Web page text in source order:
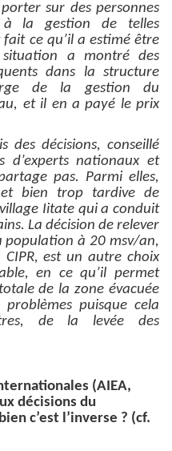
sur des personnes
la gestion de telles
ce qu’il a estimé être
a montré des
dans la structure
de la gestion du
et il en a payé le prix
des décisions, conseillé
d’experts nationaux et
pas. Parmi elles,
bien trop tardive de
Iitate qui a conduit
La décision de relever
population à 20 msv/an,
est un autre choix
en ce qu’il permet
de la zone évacuée
puisque cela
de la levée des
(AIEA,
décisions du
c’est l’inverse ? (cf.